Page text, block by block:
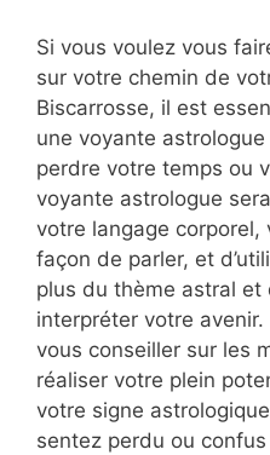
Si vous voulez vous
sur votre chemin de
Biscarrosse, il est
une voyante
perdre votre temps ou
voyante astrologue
votre langage corporel,
façon de parler, et
plus du thème astral
interpréter votre
vous conseiller sur les
réaliser votre plein
votre signe
sentez perdu ou